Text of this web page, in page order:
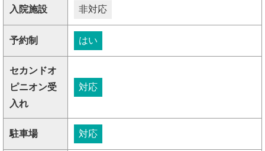
入院施設 非対応
予約制 はい
セカンドオ
ピニオン受
入れ
対応
駐車場 対応